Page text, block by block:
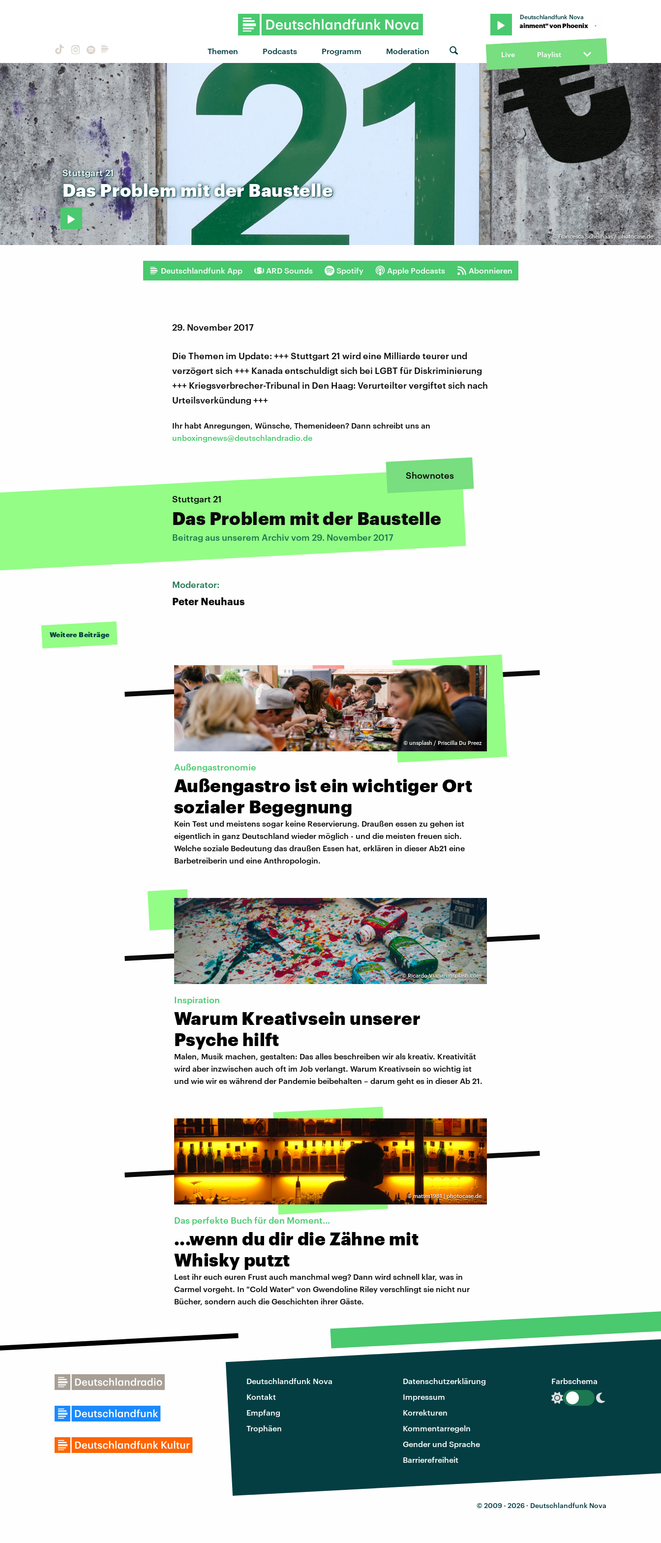
Themen Podcasts Programm Moderation
Deutschlandfunk Nova
"Entertainment" von Phoenix · "Entertainment" von Phoenix · "Entertainment" von Phoenix
Live Playlist
©Francesca Schellhaas / photocase.de
Stuttgart 21
DasProblemmitderBaustelle
Deutschlandfunk App ARD Sounds Spotify Apple Podcasts Abonnieren
29. November 2017
Die Themen im Update: +++ Stuttgart 21 wird eine Milliarde teurer und
verzögert sich +++ Kanada entschuldigt sich bei LGBT für Diskriminierung
+++ Kriegsverbrecher-Tribunal in Den Haag: Verurteilter vergiftet sich nach
Urteilsverkündung +++
Ihr habt Anregungen, Wünsche, Themenideen? Dann schreibt uns an
unboxingnews@deutschlandradio.de
Shownotes
Stuttgart 21
Das Problem mit der Baustelle
Beitrag aus unserem Archiv vom 29. November 2017
Moderator:
Peter Neuhaus
Weitere Beiträge
© unsplash / Priscilla Du Preez
Außengastronomie
Außengastro ist ein wichtiger Ort
sozialer Begegnung
Kein Test und meistens sogar keine Reservierung. Draußen essen zu gehen ist
eigentlich in ganz Deutschland wieder möglich - und die meisten freuen sich.
Welche soziale Bedeutung das draußen Essen hat, erklären in dieser Ab21 eine
Barbetreiberin und eine Anthropologin.
©Ricardo Viana/unsplash.com
Inspiration
Warum Kreativsein unserer
Psyche hilft
Malen, Musik machen, gestalten: Das alles beschreiben wir als kreativ. Kreativität
wird aber inzwischen auch oft im Job verlangt. Warum Kreativsein so wichtig ist
und wie wir es während der Pandemie beibehalten – darum geht es in dieser Ab 21.
©mattes1981 | photocase.de
Das perfekte Buch für den Moment...
...wenn du dir die Zähne mit
Whisky putzt
Lest ihr euch euren Frust auch manchmal weg? Dann wird schnell klar, was in
Carmel vorgeht. In "Cold Water" von Gwendoline Riley verschlingt sie nicht nur
Bücher, sondern auch die Geschichten ihrer Gäste.
Deutschlandfunk Nova
Kontakt
Empfang
Trophäen
Datenschutzerklärung
Impressum
Korrekturen
Kommentarregeln
Gender und Sprache
Barrierefreiheit
Farbschema
© 2009 - 2026 · Deutschlandfunk Nova